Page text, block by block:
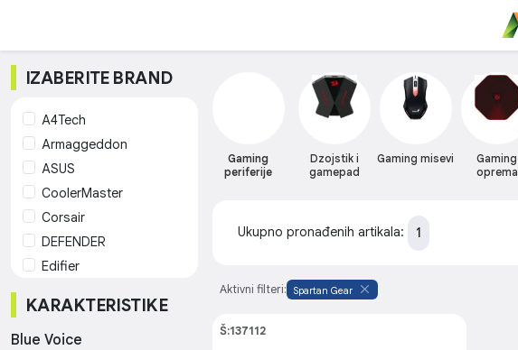
IZABERITE BRAND
A4Tech
Armaggeddon
ASUS
CoolerMaster
Corsair
DEFENDER
Edifier
Genius
HAVIT
KARAKTERISTIKE
Blue Voice
Gaming
periferije
Dzojstik i
gamepad
Gaming misevi
Gaming
oprema
Ukupno pronađenih artikala: 1
Aktivni filteri: Spartan Gear
Š:137112